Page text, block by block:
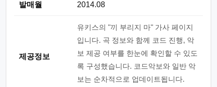
발매월 2014.08
제공정보
유키스의 "끼 부리지 마" 가사 페이지
입니다. 곡 정보와 함께 코드 진행, 악
보 제공 여부를 한눈에 확인할 수 있도
록 구성했습니다. 코드악보와 일반 악
보는 순차적으로 업데이트됩니다.